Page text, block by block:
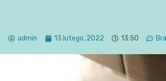
admin 13 lutego, 2022 13:50